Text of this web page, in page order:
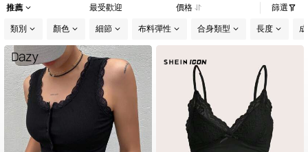
推薦 最受歡迎 價格 篩選
類別 顏色 細節 布料彈性 合身類型 長度